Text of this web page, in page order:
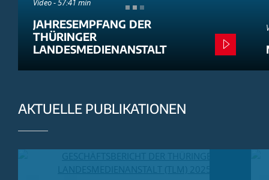
Video - 57:41 min
JAHRESEMPFANG DER
THÜRINGER
LANDESMEDIENANSTALT
AKTUELLE PUBLIKATIONEN